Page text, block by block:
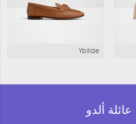
Ybilide
عائلة ألدو